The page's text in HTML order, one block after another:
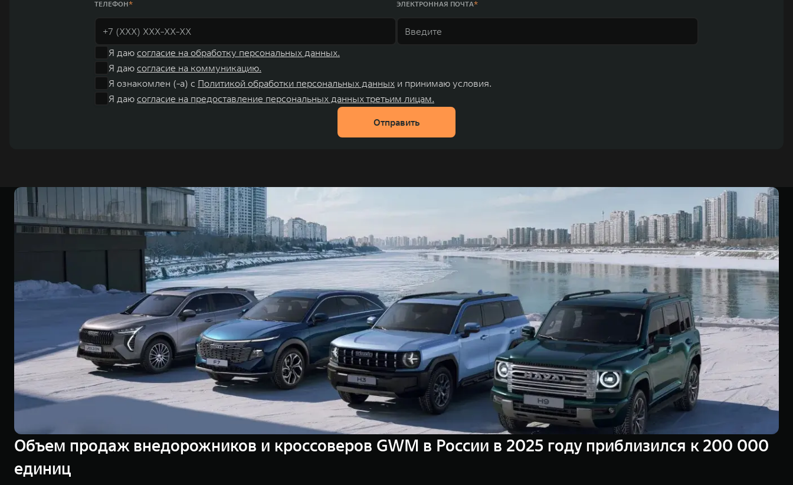
ТЕЛЕФОН ЭЛЕКТРОННАЯ ПОЧТА
Я даю согласие на обработку персональных данных.
Я даю согласие на коммуникацию.
Я ознакомлен (-а) с Политикой обработки персональных данных и принимаю условия.
Я даю согласие на предоставление персональных данных третьим лицам.
Отправить
Объем продаж внедорожников и кроссоверов GWM в России в 2025 году приблизился к 200 000
единиц